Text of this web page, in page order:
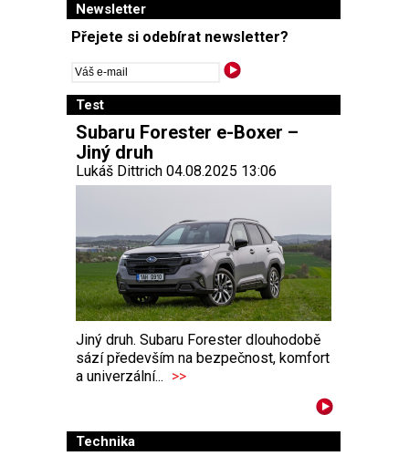
Newsletter
Přejete si odebírat newsletter?
Test
Subaru Forester e-Boxer –
Jiný druh
Lukáš Dittrich 04.08.2025 13:06
Jiný druh. Subaru Forester dlouhodobě
sází především na bezpečnost, komfort
a univerzální... >>
Technika